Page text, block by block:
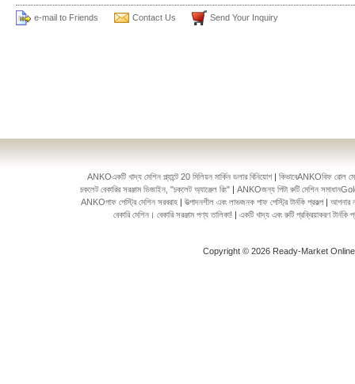
e-mail to Friends Contact Us Send Your Inquiry
ANKOএকটি খাদ্য মেশিন প্ল্যান্টে 20 মিলিয়ন মার্কিন ডলার বিনিয়োগ |কিভাবেANKOবিফ রোল
চকলেট বেকারির সরঞ্জাম ডিজাইন, "চকলেট অ্যাঞ্জেল রিং" |ANKOজন্য পিটা রুটি মেশিন
ANKOপাফ পেস্ট্রি মেশিন সরবরাহ |উত্পাদনশীল এবং লাভজনক পাফ পেস্ট্রি টার্নকি প্রকল্প|আপনার
বেকারি মেশিন। বেকারি সরঞ্জাম পণ্য তালিকা! | একটি খাদ্য এবং রুটি প্রক্রিয়াকরণ
Copyright © 2026 Ready-Market